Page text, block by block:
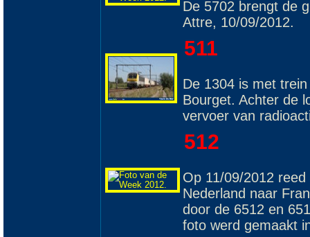
De 5702 brengt de
Attre, 10/09/2012.
511
De 1304 is met
Bourget. Achter de
vervoer van
512
Op 11/09/2012
Nederland naar
door de 6512 en
foto werd gemaakt